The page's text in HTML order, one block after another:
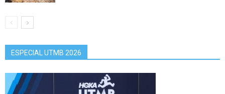
ESPECIAL UTMB 2026